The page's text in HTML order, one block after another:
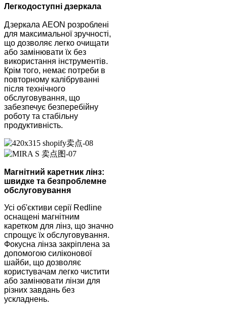
Легкодоступні дзеркала
Дзеркала AEON розроблені
для максимальної зручності,
що дозволяє легко очищати
або замінювати їх без
використання інструментів.
Крім того, немає потреби в
повторному калібруванні
після технічного
обслуговування, що
забезпечує безперебійну
роботу та стабільну
продуктивність.
Магнітний каретник лінз:
швидке та безпроблемне
обслуговування
Усі об'єктиви серії Redline
оснащені магнітним
каретком для лінз, що значно
спрощує їх обслуговування.
Фокусна лінза закріплена за
допомогою силіконової
шайби, що дозволяє
користувачам легко чистити
або замінювати лінзи для
різних завдань без
ускладнень.